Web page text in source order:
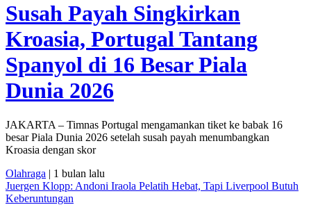
Susah Payah Singkirkan
Kroasia, Portugal Tantang
Spanyol di 16 Besar Piala
Dunia 2026
JAKARTA – Timnas Portugal mengamankan tiket ke babak 16
besar Piala Dunia 2026 setelah susah payah menumbangkan
Kroasia dengan skor
Olahraga | 1 bulan lalu
Juergen Klopp: Andoni Iraola Pelatih Hebat, Tapi Liverpool Butuh
Keberuntungan